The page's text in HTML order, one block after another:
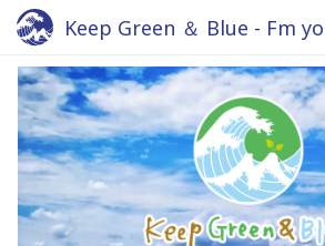
Keep Green ＆ Blue - Fm